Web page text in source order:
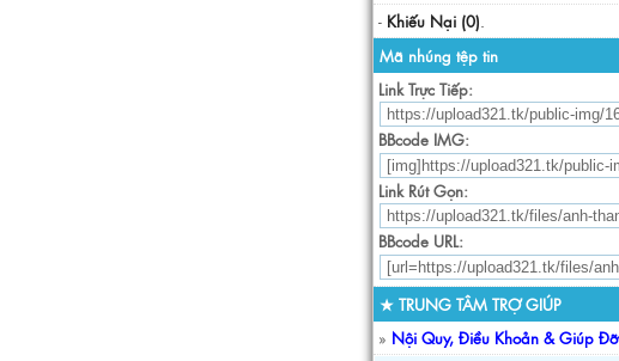
- Khiếu Nại (0).
Mã nhúng tệp tin
Link Trực Tiếp:
BBcode IMG:
Link Rút Gọn:
BBcode URL:
★ TRUNG TÂM TRỢ GIÚP
» Nội Quy, Điều Khoản & Giúp Đỡ